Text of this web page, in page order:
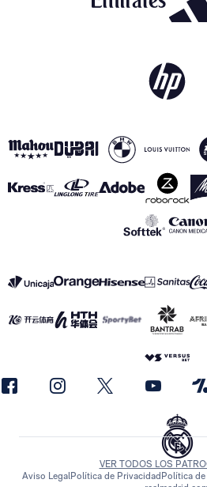
VER TODOS LOS
Aviso LegalPolítica de Privacidad Política